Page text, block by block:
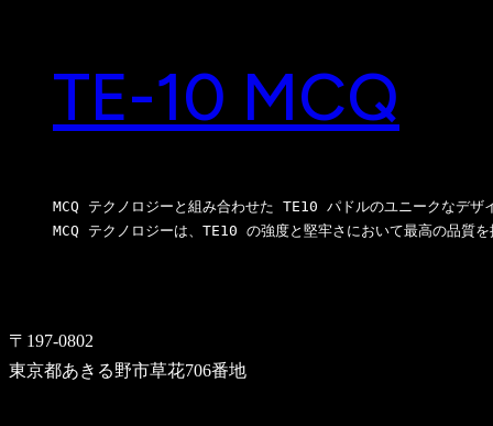
TE-10 MCQ
MCQ テクノロジーと組み合わせた TE10 パドルのユニークなデザ
MCQ テクノロジーは、TE10 の強度と堅牢さにおいて最高の品質
〒197-0802
東京都あきる野市草花706番地